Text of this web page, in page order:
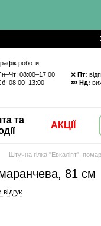
роботи:
08:00–17:00 ❌ Пт:
08:00–13:00 💤 Нд:
та
АКЦІЇ
Штучна гілка "Евкаліпт",
81 см